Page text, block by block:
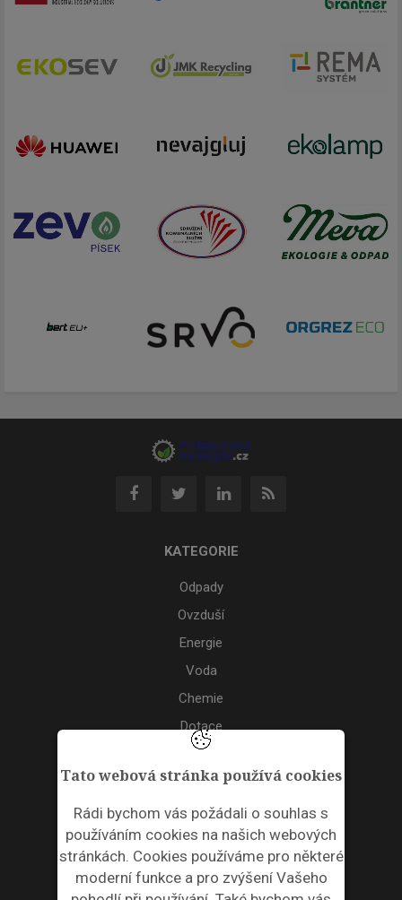
Tato webová stránka používá cookies
Rádi bychom vás požádali o souhlas s
používáním cookies na našich webových
stránkách. Cookies používáme pro některé
moderní funkce a pro zvýšení Vašeho
KATEGORIE
Odpady
Ovzduší
Energie
Voda
Chemie
Dotace
Akce
ODPADNÍ PLASTY
NEWSLETTER